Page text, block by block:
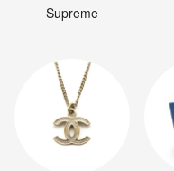
Supreme